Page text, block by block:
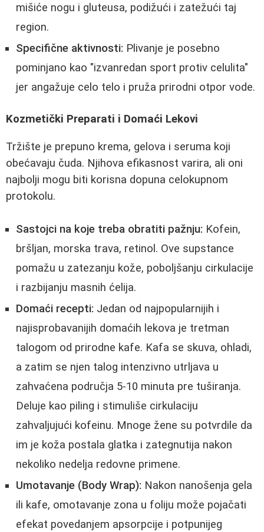
mišiće nogu i gluteusa, podižući i zatežući taj
region.
Specifične aktivnosti: Plivanje je posebno
pominjano kao "izvanredan sport protiv celulita"
jer angažuje celo telo i pruža prirodni otpor vode.
Kozmetički Preparati i Domaći Lekovi
Tržište je prepuno krema, gelova i seruma koji
obećavaju čuda. Njihova efikasnost varira, ali oni
najbolji mogu biti korisna dopuna celokupnom
protokolu.
Sastojci na koje treba obratiti pažnju: Kofein,
bršljan, morska trava, retinol. Ove supstance
pomažu u zatezanju kože, poboljšanju cirkulacije
i razbijanju masnih ćelija.
Domaći recepti: Jedan od najpopularnijih i
najisprobavanijih domaćih lekova je tretman
talogom od prirodne kafe. Kafa se skuva, ohladi,
a zatim se njen talog intenzivno utrljava u
zahvaćena područja 5-10 minuta pre tuširanja.
Deluje kao piling i stimuliše cirkulaciju
zahvaljujući kofeinu. Mnoge žene su potvrdile da
im je koža postala glatka i zategnutija nakon
nekoliko nedelja redovne primene.
Umotavanje (Body Wrap): Nakon nanošenja gela
ili kafe, omotavanje zona u foliju može pojačati
efekat povedanjem apsorpcije i potpunijeg